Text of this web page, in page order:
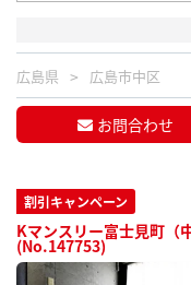
広島県 広島市中区
お問合わせ
割引キャンペーン
Kマンスリー富士見町（
(No.147753)